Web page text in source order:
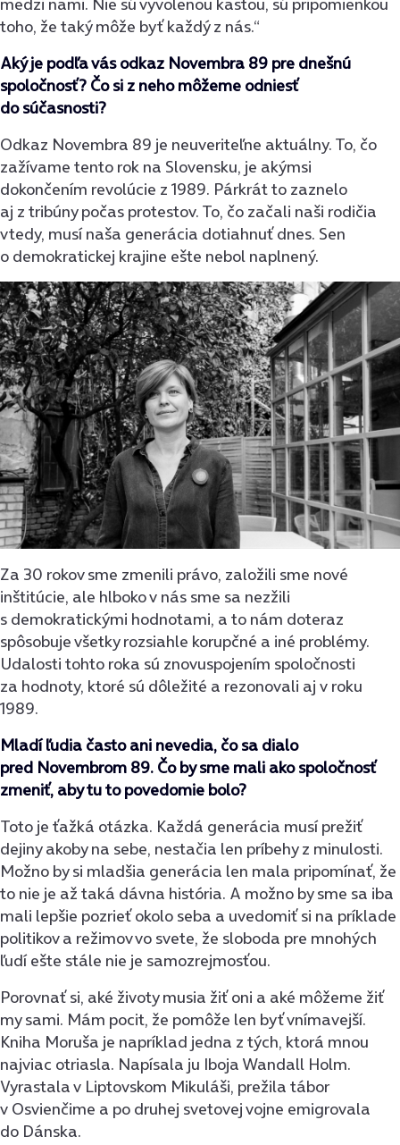
toho, že taký môže byť každý z nás.“
Aký je podľa vás odkaz Novembra 89 pre dnešnú
spoločnosť? Čo si z neho môžeme odniesť
do súčasnosti?
Odkaz Novembra 89 je neuveriteľne aktuálny. To, čo
zažívame tento rok na Slovensku, je akýmsi
dokončením revolúcie z 1989. Párkrát to zaznelo
aj z tribúny počas protestov. To, čo začali naši rodičia
vtedy, musí naša generácia dotiahnuť dnes. Sen
o demokratickej krajine ešte nebol naplnený.
Za 30 rokov sme zmenili právo, založili sme nové
inštitúcie, ale hlboko v nás sme sa nezžili
s demokratickými hodnotami, a to nám doteraz
spôsobuje všetky rozsiahle korupčné a iné problémy.
Udalosti tohto roka sú znovuspojením spoločnosti
za hodnoty, ktoré sú dôležité a rezonovali aj v roku
1989.
Mladí ľudia často ani nevedia, čo sa dialo
pred Novembrom 89. Čo by sme mali ako spoločnosť
zmeniť, aby tu to povedomie bolo?
Toto je ťažká otázka. Každá generácia musí prežiť
dejiny akoby na sebe, nestačia len príbehy z minulosti.
Možno by si mladšia generácia len mala pripomínať, že
to nie je až taká dávna história. A možno by sme sa iba
mali lepšie pozrieť okolo seba a uvedomiť si na príklade
politikov a režimov vo svete, že sloboda pre mnohých
ľudí ešte stále nie je samozrejmosťou.
Porovnať si, aké životy musia žiť oni a aké môžeme žiť
my sami. Mám pocit, že pomôže len byť vnímavejší.
Kniha Moruša je napríklad jedna z tých, ktorá mnou
najviac otriasla. Napísala ju Iboja Wandall Holm.
Vyrastala v Liptovskom Mikuláši, prežila tábor
v Osvienčime a po druhej svetovej vojne emigrovala
do Dánska.